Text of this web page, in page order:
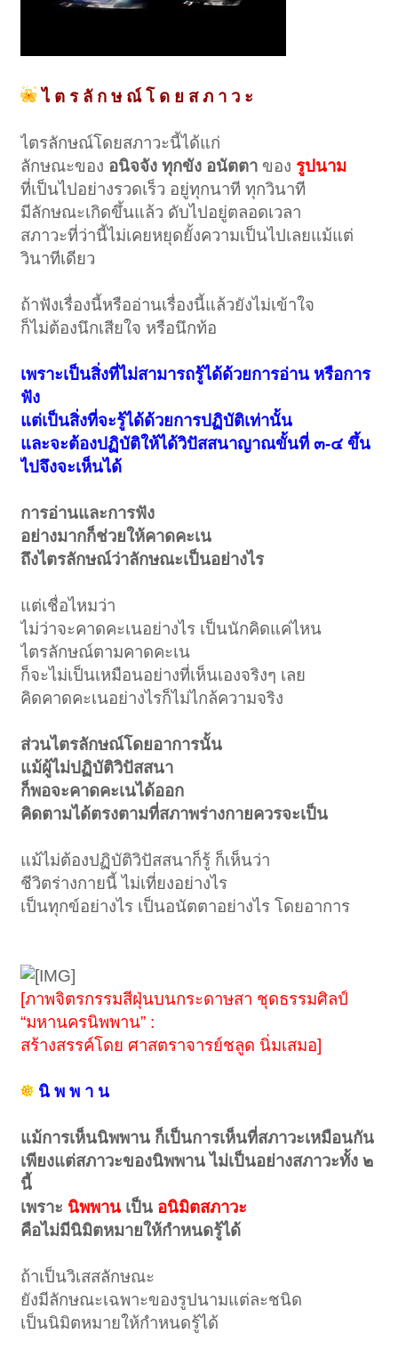
ไ ต ร ลั ก ษ ณ์ โ ด ย ส ภ า ว ะ
ไตรลักษณ์โดยสภาวะนี้ได้แก่
ลักษณะของ อนิจจัง ทุกขัง อนัตตา ของ รูปนาม
ที่เป็นไปอย่างรวดเร็ว อยู่ทุกนาที ทุกวินาที
มีลักษณะเกิดขึ้นแล้ว ดับไปอยู่ตลอดเวลา
สภาวะที่ว่านี้ไม่เคยหยุดยั้งความเป็นไปเลยแม้แต่
วินาทีเดียว
ถ้าฟังเรื่องนี้หรืออ่านเรื่องนี้แล้วยังไม่เข้าใจ
ก็ไม่ต้องนึกเสียใจ หรือนึกท้อ
เพราะเป็นสิ่งที่ไม่สามารถรู้ได้ด้วยการอ่าน หรือการ
ฟัง
แต่เป็นสิ่งที่จะรู้ได้ด้วยการปฏิบัติเท่านั้น
และจะต้องปฏิบัติให้ได้วิปัสสนาญาณขั้นที่ ๓-๔ ขึ้น
ไปจึงจะเห็นได้
การอ่านและการฟัง
อย่างมากก็ช่วยให้คาดคะเน
ถึงไตรลักษณ์ว่าลักษณะเป็นอย่างไร
แต่เชื่อไหมว่า
ไม่ว่าจะคาดคะเนอย่างไร เป็นนักคิดแค่ไหน
ไตรลักษณ์ตามคาดคะเน
ก็จะไม่เป็นเหมือนอย่างที่เห็นเองจริงๆ เลย
คิดคาดคะเนอย่างไรก็ไม่ไกล้ความจริง
ส่วนไตรลักษณ์โดยอาการนั้น
แม้ผู้ไม่ปฏิบัติวิปัสสนา
ก็พอจะคาดคะเนได้ออก
คิดตามได้ตรงตามที่สภาพร่างกายควรจะเป็น
แม้ไม่ต้องปฏิบัติวิปัสสนาก็รู้ ก็เห็นว่า
ชีวิตร่างกายนี้ ไม่เที่ยงอย่างไร
เป็นทุกข์อย่างไร เป็นอนัตตาอย่างไร โดยอาการ
[ภาพจิตรกรรมสีฝุ่นบนกระดาษสา ชุดธรรมศิลป์
“มหานครนิพพาน” :
สร้างสรรค์โดย ศาสตราจารย์ชลูด นิ่มเสมอ]
นิ พ พ า น
แม้การเห็นนิพพาน ก็เป็นการเห็นที่สภาวะเหมือนกัน
เพียงแต่สภาวะของนิพพาน ไม่เป็นอย่างสภาวะทั้ง ๒
นี้
เพราะ นิพพาน เป็น อนิมิตสภาวะ
คือไม่มีนิมิตหมายให้กำหนดรู้ได้
ถ้าเป็นวิเสสลักษณะ
ยังมีลักษณะเฉพาะของรูปนามแต่ละชนิด
เป็นนิมิตหมายให้กำหนดรู้ได้